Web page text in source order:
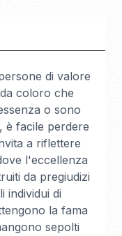
di valore
coloro che
o sono
è facile perdere
a riflettere
l'eccellenza
da pregiudizi
individui di
la fama
sepolti